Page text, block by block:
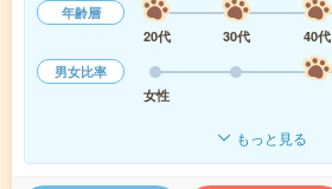
年齢層
20代
30代 40代
男女比率
女性
もっと見る